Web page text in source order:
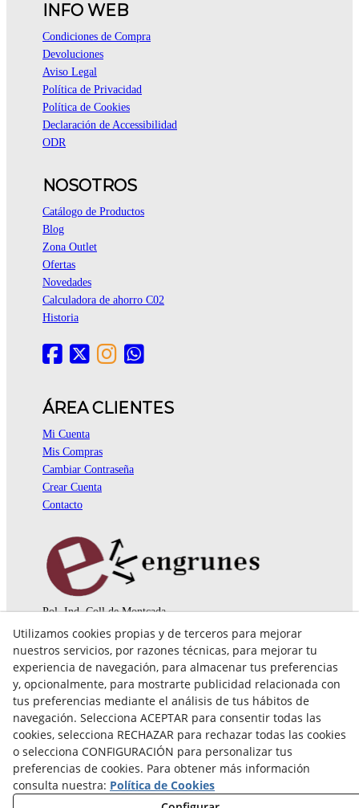
INFO WEB
Condiciones de Compra
Devoluciones
Aviso Legal
Política de Privacidad
Política de Cookies
Declaración de Accessibilidad
ODR
NOSOTROS
Catálogo de Productos
Blog
Zona Outlet
Ofertas
Novedades
Calculadora de ahorro C02
Historia
ÁREA CLIENTES
Mi Cuenta
Mis Compras
Cambiar Contraseña
Crear Cuenta
Contacto
Pol. Ind. Coll de Montcada
08110 Montcada i Reixac (Barcelona)
935 829 999
engrunes@engrunes.org
Utilizamos cookies propias y de terceros para mejorar
nuestros servicios, por razones técnicas, para mejorar tu
experiencia de navegación, para almacenar tus preferencias
y, opcionalmente, para mostrarte publicidad relacionada con
tus preferencias mediante el análisis de tus hábitos de
navegación. Selecciona ACEPTAR para consentir todas las
cookies, selecciona RECHAZAR para rechazar todas las cookies
o selecciona CONFIGURACIÓN para personalizar tus
preferencias de cookies. Para obtener más información
consulta nuestra: Política de Cookies